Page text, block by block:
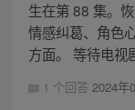
生在第 88 集。
情感纠葛、角色
方面。 等待电视
1 个回答 2024年